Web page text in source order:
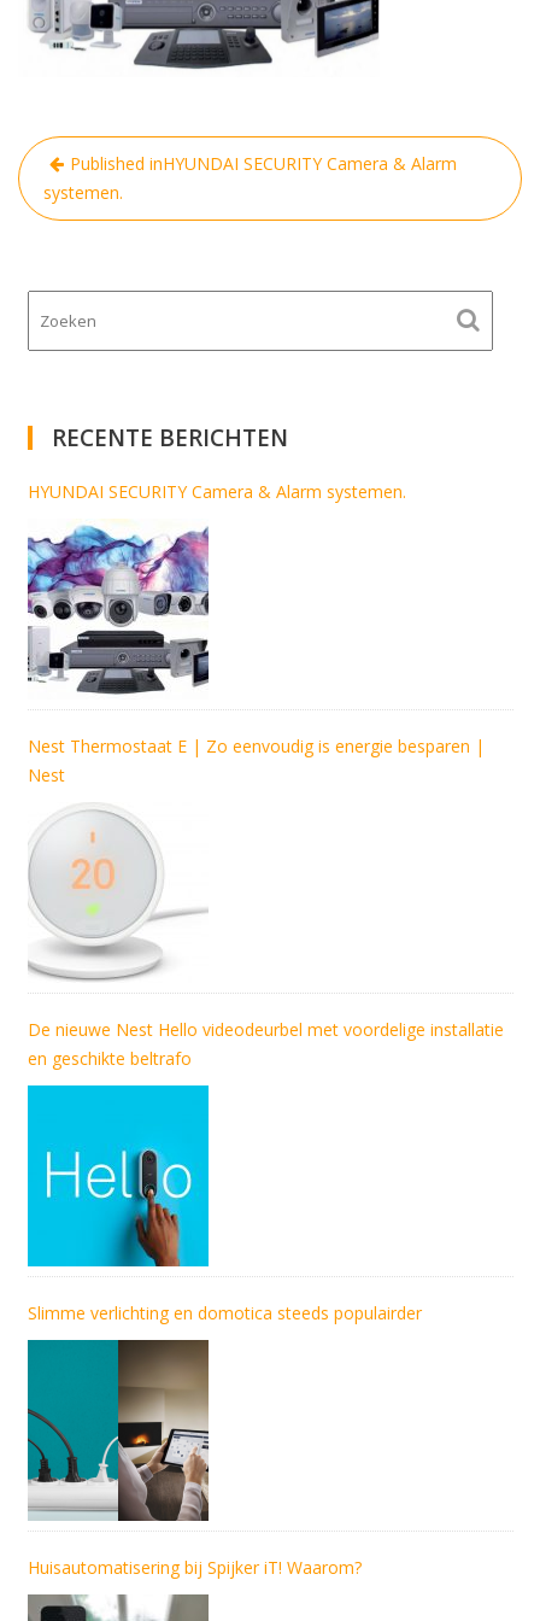
Bericht
navigatie
Published inHYUNDAI SECURITY Camera & Alarm
systemen.
RECENTE BERICHTEN
HYUNDAI SECURITY Camera & Alarm systemen.
Nest Thermostaat E | Zo eenvoudig is energie besparen |
Nest
De nieuwe Nest Hello videodeurbel met voordelige installatie
en geschikte beltrafo
Slimme verlichting en domotica steeds populairder
Huisautomatisering bij Spijker iT! Waarom?